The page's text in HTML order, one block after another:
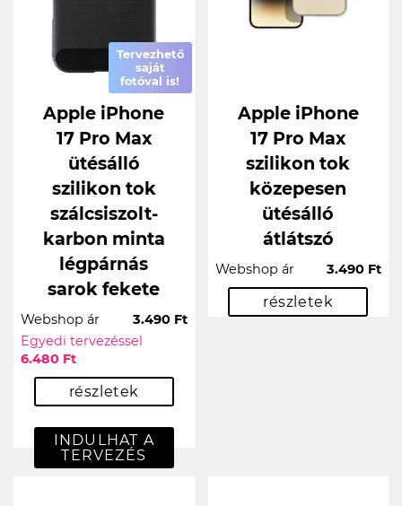
Tervezhető
saját
fotóval is!
Apple iPhone
17 Pro Max
ütésálló
szilikon tok
szálcsiszolt-
karbon minta
légpárnás
sarok fekete
Webshop ár
3.490 Ft
Egyedi tervezéssel
6.480 Ft
részletek
INDULHAT A
TERVEZÉS
Apple iPhone
17 Pro Max
szilikon tok
közepesen
ütésálló
átlátszó
Webshop ár 3.490 Ft
részletek